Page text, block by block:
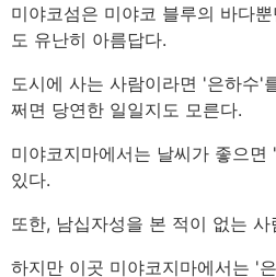
미야코섬은 미야코 블루의 바다
도 유난히 아름답다.
도시에 사는 사람이라면 '은하수'
쩌면 당연한 일일지도 모른다.
미야코지마에서는 날씨가 좋으
있다.
또한, 남십자성을 본 적이 없는
하지만 이곳 미야코지마에서는 '